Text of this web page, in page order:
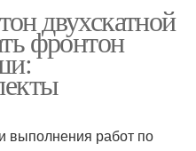
двухскатной
фронтон
выполнения работ по